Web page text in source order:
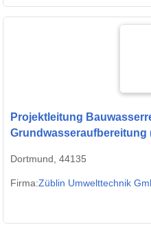
Projektleitung
Grundwasseraufbereitung
Dortmund, 44135
Firma:Züblin Umwelttechnik